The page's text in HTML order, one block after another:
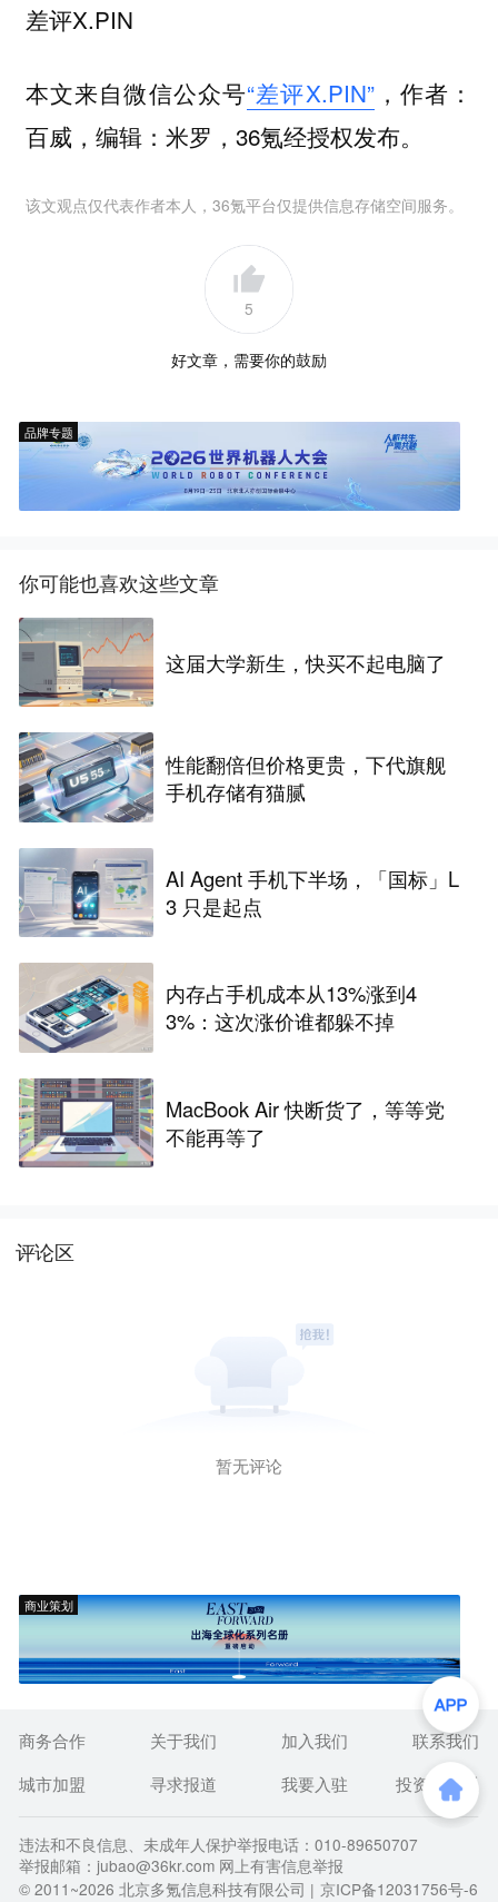
差评X.PIN
本文来自微信公众号“差评X.PIN”，作者：
百威，编辑：米罗，36氪经授权发布。
该文观点仅代表作者本人，36氪平台仅提供信息存储空间服务。
5
好文章，需要你的鼓励
品牌专题
你可能也喜欢这些文章
这届大学新生，快买不起电脑了
性能翻倍但价格更贵，下代旗舰
手机存储有猫腻
AI Agent 手机下半场，「国标」L
3 只是起点
内存占手机成本从13%涨到4
3%：这次涨价谁都躲不掉
MacBook Air 快断货了，等等党
不能再等了
评论区
暂无评论
商业策划
商务合作 关于我们 加入我们
联系我们
城市加盟
寻求报道 我要入驻 投资者关系
违法和不良信息、未成年人保护举报电话：010-89650707
举报邮箱：jubao@36kr.com 网上有害信息举报
© 2011~2026 北京多氪信息科技有限公司 | 京ICP备12031756号-6